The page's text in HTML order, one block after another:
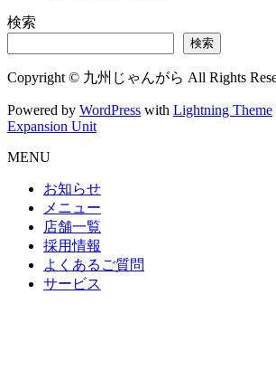
検索
検索
Copyright © 九州じゃんがら All Rights
Powered by WordPress with Lightning Theme
Expansion Unit
MENU
お知らせ
メニュー
店舗一覧
採用情報
よくあるご質問
サービス